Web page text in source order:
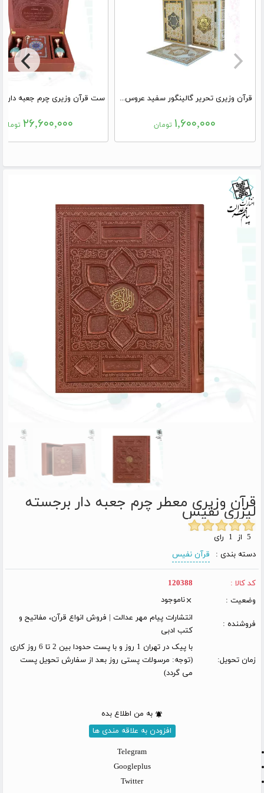
قرآن وزیری تحریر گالینگور سفید عروس قابدار کشویی لیزری با رویداد
۱,۶۰۰,۰۰۰ تومان ۲۶,۶۰۰,۰۰۰ تومان
قرآن وزیری معطر چرم جعبه دار برجسته
لیزری نفیس
دسته بندی :
قرآن نفیس
کد کالا :
120388
وضعیت :
ناموجود
فروشنده :
انتشارات پیام مهر عدالت | فروش انواع قرآن، مفاتیح و
کتب ادبی
زمان تحویل:
با پیک در تهران 1 روز و با پست حدودا بین 2 تا 6 روز کاری
(توجه: مرسولات پستی روز بعد از سفارش تحویل پست
می گردد)
به من اطلاع بده
افزودن به علاقه مندی ها
Telegram
Googleplus
Twitter